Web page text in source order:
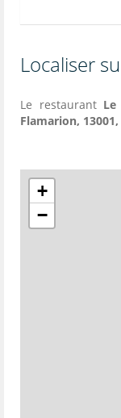
Localiser
Le restaurant Le
Flamarion,
+
−